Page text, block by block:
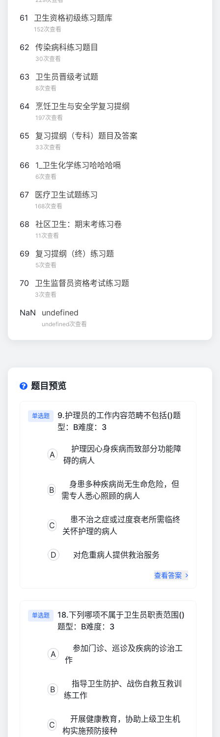
61 卫生资格初级练习题库
152次查看
62 传染病科练习题目
30次查看
63 卫生员晋级考试题
8次查看
64 烹饪卫生与安全学复习提纲
197次查看
65 复习提纲（专科）题目及答案
33次查看
66 1_卫生化学练习哈哈哈嗝
6次查看
67 医疗卫生试题练习
168次查看
68 社区卫生：期末考练习卷
11次查看
69 复习提纲（终）练习题
5次查看
70 卫生监督员资格考试练习题
3次查看
NaN undefined
undefined次查看
题目预览
单选题
9.护理员的工作内容范畴不包括()题
型：B难度：3
A
护理因心身疾病而致部分功能障
碍的病人
B
身患多种疾病尚无生命危险，但
需专人悉心照顾的病人
C
患不治之症或过度衰老所需临终
关怀护理的病人
D 对危重病人提供救治服务
查看答案
单选题
18.下列哪项不属于卫生员职责范围()
题型：B难度：3
A
参加门诊、巡诊及疾病的诊治工
作
B
指导卫生防护、战伤自救互救训
练工作
C
开展健康教育，协助上级卫生机
构实施预防接种